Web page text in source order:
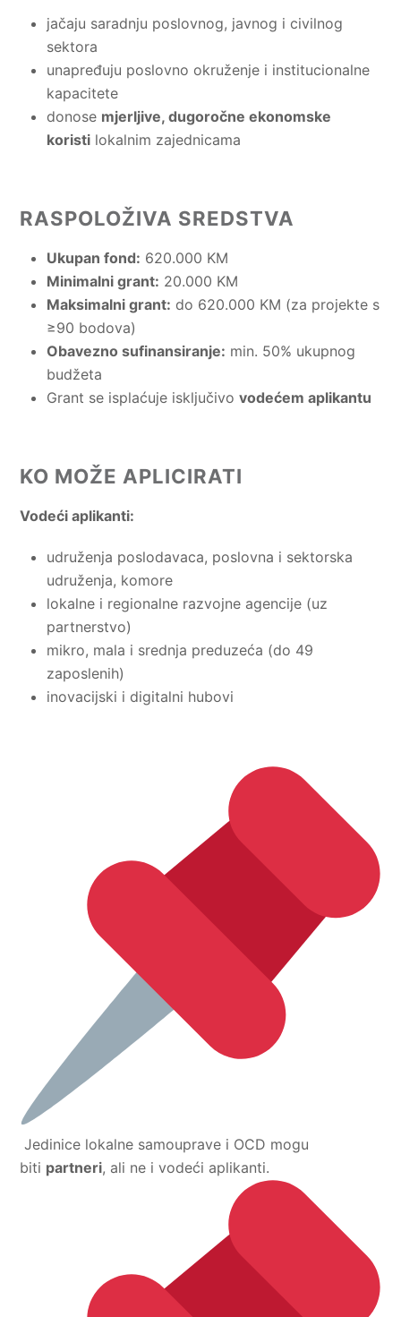
jačaju saradnju poslovnog, javnog i civilnog
sektora
unapređuju poslovno okruženje i institucionalne
kapacitete
donose mjerljive, dugoročne ekonomske
koristi lokalnim zajednicama
RASPOLOŽIVA SREDSTVA
Ukupan fond: 620.000 KM
Minimalni grant: 20.000 KM
Maksimalni grant: do 620.000 KM (za projekte s
≥90 bodova)
Obavezno sufinansiranje: min. 50% ukupnog
budžeta
Grant se isplaćuje isključivovodećem aplikantu
KO MOŽE APLICIRATI
Vodeći aplikanti:
udruženja poslodavaca, poslovna i sektorska
udruženja, komore
lokalne i regionalne razvojne agencije (uz
partnerstvo)
mikro, mala i srednja preduzeća (do 49
zaposlenih)
inovacijski i digitalni hubovi
Jedinice lokalne samouprave i OCD mogu
biti partneri, ali ne i vodeći aplikanti.